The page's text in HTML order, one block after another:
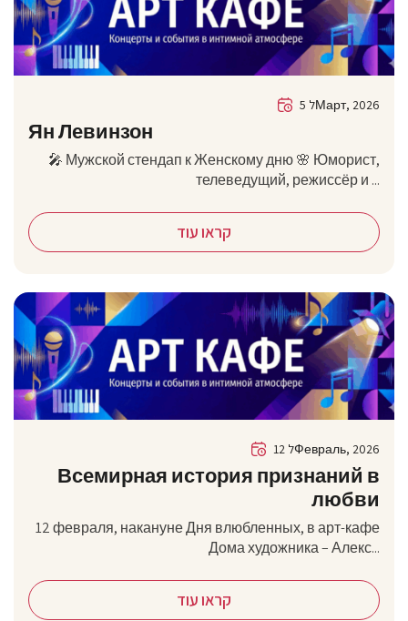
5 לМарт, 2026
Ян Левинзон
🎤 Мужской стендап к Женскому дню 🌸 Юморист,
телеведущий, режиссёр и ...
קראו עוד
12 לФевраль, 2026
Всемирная история признаний в
любви
12 февраля, накануне Дня влюбленных, в арт-кафе
Дома художника – Алекс...
קראו עוד